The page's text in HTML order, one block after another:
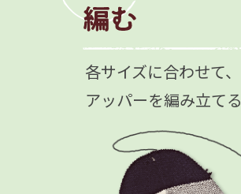
各サイズに合わせて、
アッパーを編み立てる